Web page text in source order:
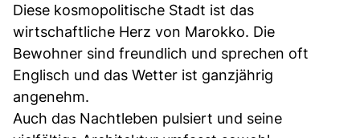
Diese kosmopolitische Stadt ist das
wirtschaftliche Herz von Marokko. Die
Bewohner sind freundlich und sprechen oft
Englisch und das Wetter ist ganzjährig
angenehm.
Auch das Nachtleben pulsiert und seine